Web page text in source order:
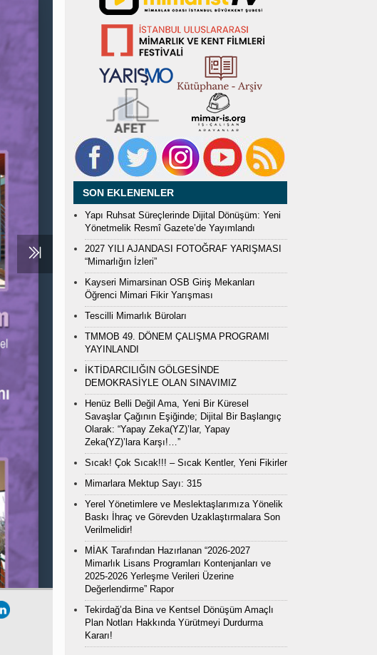
SON EKLENENLER
Yapı Ruhsat Süreçlerinde Dijital Dönüşüm: Yeni
Yönetmelik Resmî Gazete’de Yayımlandı
2027 YILI AJANDASI FOTOĞRAF YARIŞMASI
“Mimarlığın İzleri”
Kayseri Mimarsinan OSB Giriş Mekanları
Öğrenci Mimari Fikir Yarışması
Tescilli Mimarlık Büroları
TMMOB 49. DÖNEM ÇALIŞMA PROGRAMI
YAYINLANDI
İKTİDARCILIĞIN GÖLGESİNDE
DEMOKRASİYLE OLAN SINAVIMIZ
Henüz Belli Değil Ama, Yeni Bir Küresel
Savaşlar Çağının Eşiğinde; Dijital Bir Başlangıç
Olarak: “Yapay Zeka(YZ)’lar, Yapay
Zeka(YZ)’lara Karşı!…”
Sıcak! Çok Sıcak!!! – Sıcak Kentler, Yeni Fikirler
Mimarlara Mektup Sayı: 315
Yerel Yönetimlere ve Meslektaşlarımıza Yönelik
Baskı İhraç ve Görevden Uzaklaştırmalara Son
Verilmelidir!
MİAK Tarafından Hazırlanan “2026-2027
Mimarlık Lisans Programları Kontenjanları ve
2025-2026 Yerleşme Verileri Üzerine
Değerlendirme” Rapor
Tekirdağ’da Bina ve Kentsel Dönüşüm Amaçlı
Plan Notları Hakkında Yürütmeyi Durdurma
Kararı!